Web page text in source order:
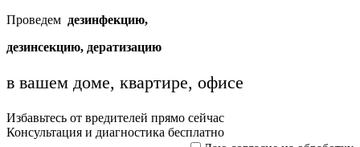
Проведем дезинфекцию,
дезинсекцию, дератизацию
в вашем доме, квартире, офисе
Избавьтесь от вредителей прямо сейчас
Консультация и диагностика бесплатно